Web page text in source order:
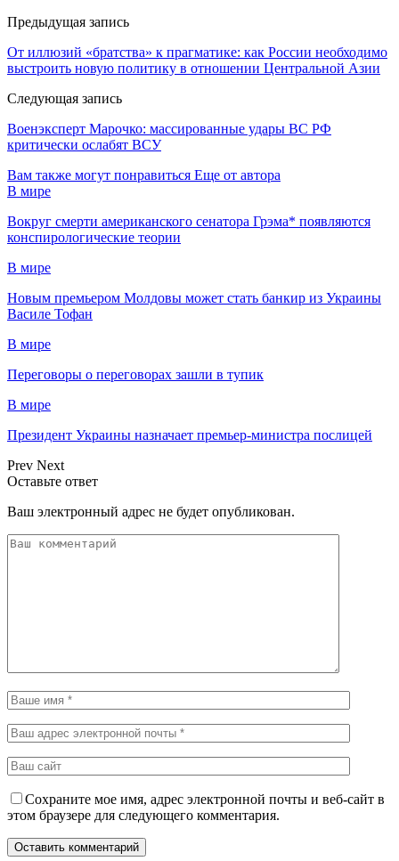
Предыдущая запись
От иллюзий «братства» к прагматике: как России необходимо
выстроить новую политику в отношении Центральной Азии
Следующая запись
Военэксперт Марочко: массированные удары ВС РФ
критически ослабят ВСУ
Вам также могут понравиться Еще от автора
В мире
Вокруг смерти американского сенатора Грэма* появляются
конспирологические теории
В мире
Новым премьером Молдовы может стать банкир из Украины
Василе Тофан
В мире
Переговоры о переговорах зашли в тупик
В мире
Президент Украины назначает премьер-министра послицей
Prev Next
Оставьте ответ
Ваш электронный адрес не будет опубликован.
Сохраните мое имя, адрес электронной почты и веб-сайт в
этом браузере для следующего комментария.